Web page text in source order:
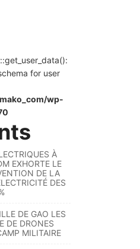
for user
wp-
À
EXHORTE LE
DE LA
DES
DE GAO LES
DE DRONES
MILITAIRE